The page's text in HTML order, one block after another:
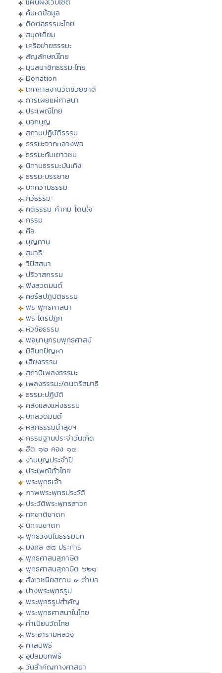
ค้นหาข้อมูล
ติดต่อธรรมะไทย
สมุดเยี่ยม
เครือข่ายธรรมะ
สัญลักษณ์ไทย
มุมสมาชิกธรรมะไทย
Donation
เทศกาลงานวัดช่วยชาติ
การเผยแผ่ศาสนา
ประเพณีไทย
บอกบุญ
สถานปฏิบัติธรรม
ธรรมะจากหลวงพ่อ
ธรรมะกับเยาวชน
นิทานธรรมะบันเทิง
ธรรมะบรรยาย
บทความธรรมะ
กวีธรรมะ
คติธรรม คำคม โดนใจ
กรรม
ศีล
บุญทาน
สมาธิ
วิปัสสนา
ปริวาสกรรม
ฟังสวดมนต์
คอร์สปฏิบัติธรรม
พระพุทธศาสนา
พระไตรปิฏก
หัวข้อธรรม
พจนานุกรมพุทธศาสน์
มิลินทปัญหา
เสียงธรรม
สถานีเพลงธรรมะ
เพลงธรรมะ/ดนตรีสมาธิ
ธรรมะปฏิบัติ
คลังแสงแห่งธรรม
บทสวดมนต์
หลักธรรมนำสุขฯ
กรรมฐานประจำวันเกิด
ฮีต ๑๒ คอง ๑๔
งานบุญประจำปี
ประเพณีทั่วไทย
พระพุทธเจ้า
ภาพพระพุทธประวัติ
ประวัติพระพุทธสาวก
ทศชาติชาดก
นิทานชาดก
พุทธวจนในธรรมบท
มงคล ๓๘ ประการ
พุทธศาสนสุภาษิต
พุทธศาสนสุภาษิต ๖๒๑
สังเวชนียสถาน ๔ ตำบล
ปางพระพุทธรูป
พระพุทธรูปสำคัญ
พระพุทธศาสนาในไทย
ทำเนียบวัดไทย
พระอารามหลวง
ศาสนพิธี
อุปสมบทพิธี
วันสำคัญทางศาสนา